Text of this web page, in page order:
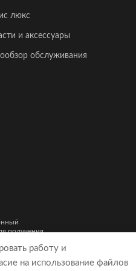
люкс
и аксессуары
обслуживания
получения
работу и
на использование файлов